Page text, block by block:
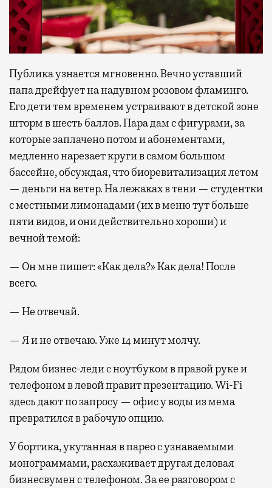
Публика узнается мгновенно. Вечно уставший
папа дрейфует на надувном розовом фламинго.
Его дети тем временем устраивают в детской зоне
шторм в шесть баллов. Пара дам с фигурами, за
которые заплачено потом и абонементами,
медленно нарезает круги в самом большом
бассейне, обсуждая, что биоревитализация летом
— деньги на ветер. На лежаках в тени — студентки
с местными лимонадами (их в меню тут больше
пяти видов, и они действительно хороши) и
вечной темой:
— Он мне пишет: «Как дела?» Как дела! После
всего.
— Не отвечай.
— Я и не отвечаю. Уже 14 минут молчу.
Рядом бизнес-леди с ноутбуком в правой руке и
телефоном в левой правит презентацию. Wi-Fi
здесь дают по запросу — офис у воды из мема
превратился в рабочую опцию.
У бортика, укутанная в парео с узнаваемыми
монограммами, расхаживает другая деловая
бизнесвумен с телефоном. За ее разговором с